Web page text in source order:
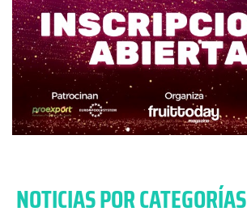
NOTICIAS POR CATEGORÍAS